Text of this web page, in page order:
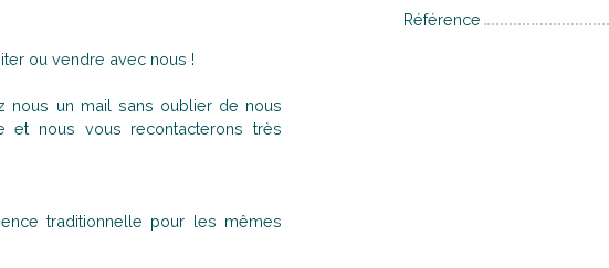
ou vendre avec nous !
nous un mail sans oublier de nous
et nous vous recontacterons très
traditionnelle pour les mêmes
Référence